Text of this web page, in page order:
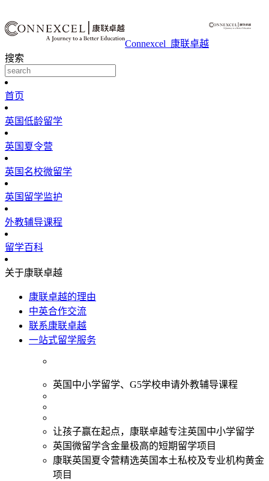
Connexcel_康联卓越
搜索
首页
英国低龄留学
英国夏令营
英国名校微留学
英国留学监护
外教辅导课程
留学百科
关于康联卓越
康联卓越的理由
中英合作交流
联系康联卓越
一站式留学服务
英国中小学留学、G5学校申请外教辅导课程
让孩子赢在起点，康联卓越专注英国中小学留学
英国微留学含金量极高的短期留学项目
康联英国夏令营精选英国本土私校及专业机构黄金
项目